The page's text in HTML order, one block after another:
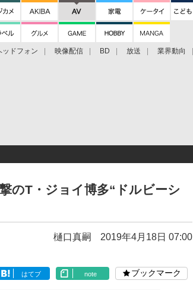
ッドフォン 映像配信 BD 放送 業界動向
のT・ジョイ博多“ドルビーシ
樋口真嗣 2019年4月18日 07:00
はてブ note ブックマーク